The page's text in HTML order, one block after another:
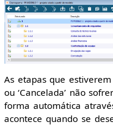
As etapas que estiverem
ou ‘Cancelada’ não
forma automática
acontece quando se